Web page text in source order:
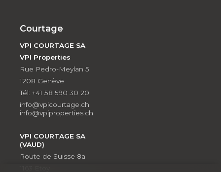
Courtage
VPI COURTAGE SA
VPI Properties
Rue Pedro-Meylan 5
1208 Genève
Tél: +41 58 590 30 20
info@vpicourtage.ch
info@vpiproperties.ch
VPI COURTAGE SA
(VAUD)
Route de Suisse 8a